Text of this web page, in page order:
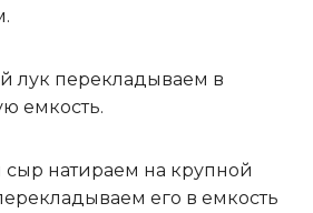
лук перекладываем в
емкость.
натираем на крупной
его в емкость